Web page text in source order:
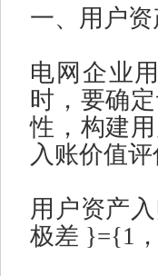
一、用户
电网企业
时，要确
性，构建
入账价值
用户资产
极差 }={1 ，